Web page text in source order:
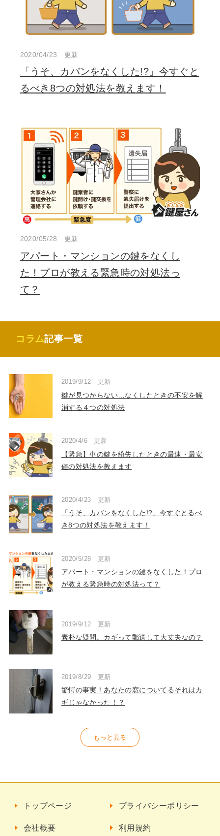
2020/04/23 更新
「うそ、カバンをなくした!?」今すぐと
るべき8つの対処法を教えます！
2020/05/28 更新
アパート・マンションの鍵をなくし
た！プロが教える緊急時の対処法っ
て？
コラム記事一覧
2019/9/12 更新
鍵が見つからない…なくしたときの不安を解
消する４つの対処法
2020/4/6 更新
【緊急】車の鍵を紛失したときの最速・最安
値の対処法を教えます
2020/4/23 更新
「うそ、カバンをなくした!?」今すぐとるべ
き8つの対処法を教えます！
2020/5/28 更新
アパート・マンションの鍵をなくした！プロ
が教える緊急時の対処法って？
2019/9/12 更新
素朴な疑問。カギって郵送して大丈夫なの？
2019/8/29 更新
驚愕の事実！あなたの窓についてるそれはカ
ギじゃなかった！？
もっと見る
トップページ
会社概要
プライバシーポリシー
利用規約